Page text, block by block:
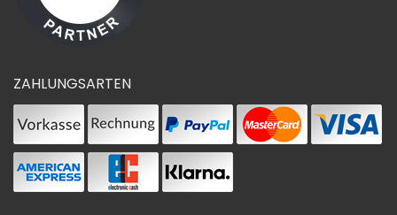
ZAHLUNGSARTEN